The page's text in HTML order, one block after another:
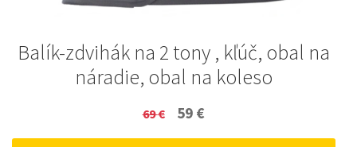
Balík-zdvihák na 2 tony , kľúč, obal na
náradie, obal na koleso
69€
Original
price
59 €
price